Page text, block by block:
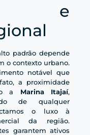
e
padrão depende
o contexto urbano.
notável que
a proximidade
a Marina Itajaí,
de qualquer
o luxo à
da região.
garantem ativos